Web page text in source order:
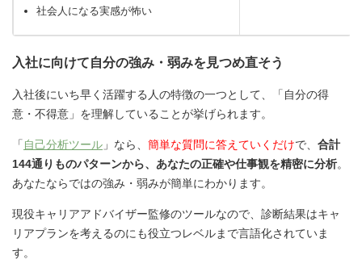
社会人になる実感が怖い
入社に向けて自分の強み・弱みを見つめ直そう
入社後にいち早く活躍する人の特徴の一つとして、「自分の得
意・不得意」を理解していることが挙げられます。
「 自己分析ツール 」なら、 簡単な質問に答えていくだけで、 合計
144通りものパターンから、あなたの正確や仕事観を精密に分析。
あなたならではの強み・弱みが簡単にわかります。
現役キャリアアドバイザー監修のツールなので、診断結果はキャ
リアプランを考えるのにも役立つレベルまで言語化されていま
す。